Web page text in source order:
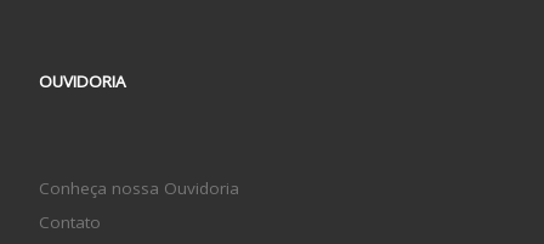
OUVIDORIA
Conheça nossa Ouvidoria
Contato